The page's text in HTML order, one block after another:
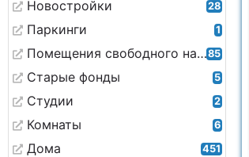
Новостройки 28
Паркинги 1
Помещения свободного назначения85
Старые фонды 5
Студии 2
Комнаты 6
Дома 451